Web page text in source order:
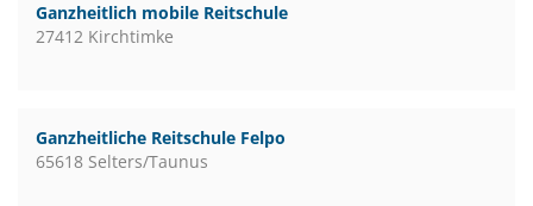
Ganzheitlich mobile Reitschule
27412 Kirchtimke
Ganzheitliche Reitschule Felpo
65618 Selters/Taunus